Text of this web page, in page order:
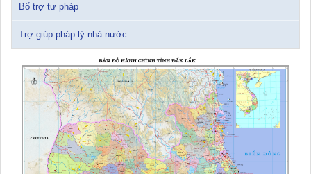
24/10/2025 17:14:42
Bổ trợ tư pháp
Trợ giúp pháp lý nhà nước